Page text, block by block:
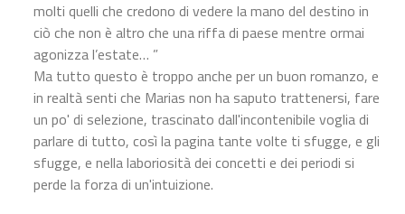
molti quelli che credono di vedere la mano del destino in
ciò che non è altro che una riffa di paese mentre ormai
agonizza l’estate… ”
Ma tutto questo è troppo anche per un buon romanzo, e
in realtà senti che Marias non ha saputo trattenersi, fare
un po' di selezione, trascinato dall'incontenibile voglia di
parlare di tutto, così la pagina tante volte ti sfugge, e gli
sfugge, e nella laboriosità dei concetti e dei periodi si
perde la forza di un'intuizione.